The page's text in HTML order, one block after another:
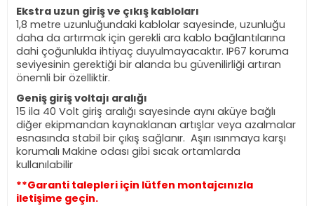
Ekstra uzun giriş ve çıkış kabloları
1,8 metre uzunluğundaki kablolar sayesinde, uzunluğu
daha da artırmak için gerekli ara kablo bağlantılarına
dahi çoğunlukla ihtiyaç duyulmayacaktır. IP67 koruma
seviyesinin gerektiği bir alanda bu güvenilirliği artıran
önemli bir özelliktir.
Geniş giriş voltajı aralığı
15 ila 40 Volt giriş aralığı sayesinde aynı aküye bağlı
diğer ekipmandan kaynaklanan artışlar veya azalmalar
esnasında stabil bir çıkış sağlanır. Aşırı ısınmaya karşı
korumalı Makine odası gibi sıcak ortamlarda
kullanılabilir
**Garanti talepleri için lütfen montajcınızla
iletişime geçin.